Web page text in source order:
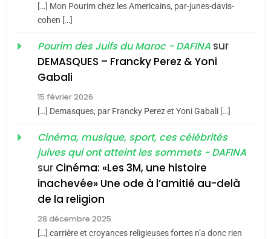
du terroir
Oeil ravageur – Vanessa
De Loya Stauber
«Tu dis génocide, je dis
guerre»: La nouvelle
chanson de Boy George
ISRAÉL JUDAISME
[…] Mon Pourim chez les Americains, par-junes-davis-
cohen […]
Pourim des Juifs du Maroc - DAFINA sur
DEMASQUES – Francky Perez & Yoni
Gabali
15 février 2026
[…] Demasques, par Francky Perez et Yoni Gabali […]
Cinéma, musique, sport, ces célébrités
juives qui ont atteint les sommets - DAFINA
sur Cinéma: «Les 3M, une histoire
inachevée» Une ode à l’amitié au-delà
de la religion
28 décembre 2025
[…] carrière et croyances religieuses fortes n’a donc rien
meurtrière selon le rapport
l’antisémitisme
FIÈRE, DIGNE ET RÉSILIENTE :
POURQUOI JE REVENDIQUE
MA JUDAÏTE par Thérèse
Zrihen-Dvir
ISRAÉL